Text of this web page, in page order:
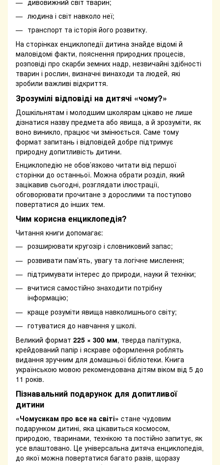
людина і світ навколо неї;
транспорт та історія його розвитку.
На сторінках енциклопедії дитина знайде відомі й
маловідомі факти, пояснення природних процесів,
розповіді про скарби земних надр, незвичайні здібності
тварин і рослин, визначні винаходи та людей, які
зробили важливі відкриття.
Зрозумілі відповіді на дитячі «чому?»
Дошкільнятам і молодшим школярам цікаво не лише
дізнатися назву предмета або явища, а й зрозуміти, як
воно виникло, працює чи змінюється. Саме тому
формат запитань і відповідей добре підтримує
природну допитливість дитини.
Енциклопедію не обов’язково читати від першої
сторінки до останньої. Можна обрати розділ, який
зацікавив сьогодні, розглядати ілюстрації,
обговорювати прочитане з дорослими та поступово
повертатися до інших тем.
Чим корисна енциклопедія?
Читання книги допомагає:
розширювати кругозір і словниковий запас;
розвивати пам’ять, увагу та логічне мислення;
підтримувати інтерес до природи, науки й техніки;
вчитися самостійно знаходити потрібну
інформацію;
краще розуміти явища навколишнього світу;
готуватися до навчання у школі.
Великий формат 225 × 300 мм, тверда палітурка,
крейдований папір і яскраве оформлення роблять
видання зручним для домашньої бібліотеки. Книга
українською мовою рекомендована дітям віком від 5 до
11 років.
Пізнавальний подарунок для допитливої
дитини
«Чомусикам про все на світі» стане чудовим
подарунком дитині, яка цікавиться космосом,
природою, тваринами, технікою та постійно запитує, як
усе влаштовано. Це універсальна дитяча енциклопедія,
до якої можна повертатися багато разів, щоразу